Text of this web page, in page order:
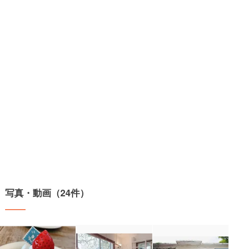
写真・動画（24件）